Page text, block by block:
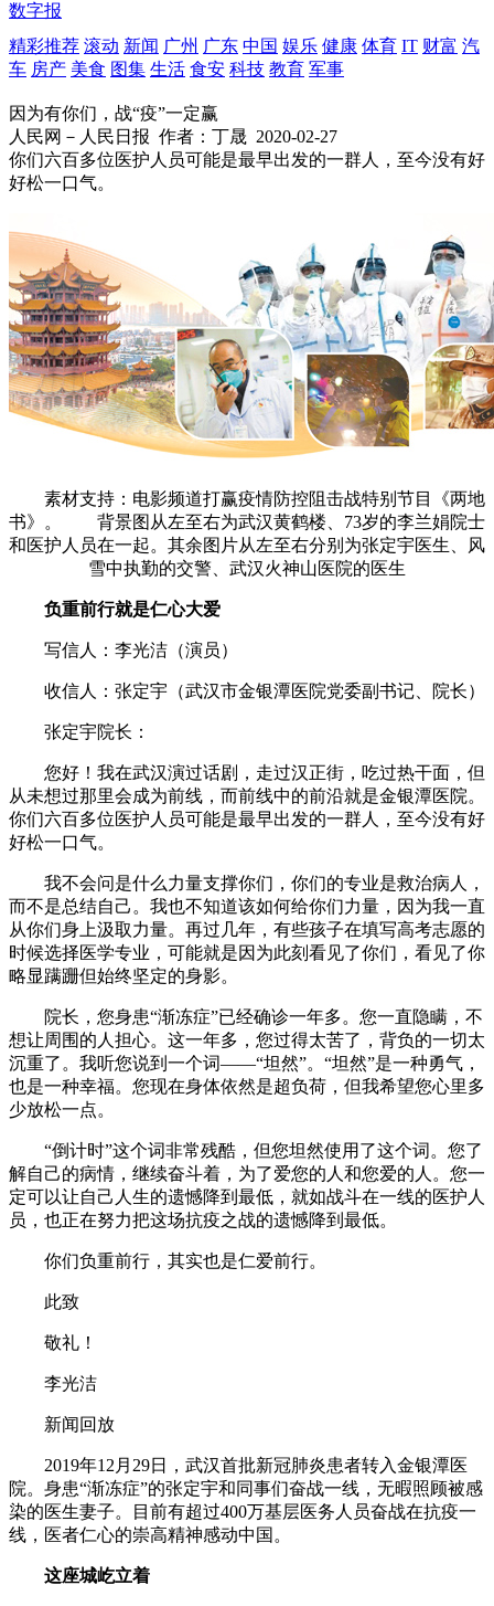
数字报
精彩推荐 滚动 新闻 广州 广东 中国 娱乐 健康 体育 IT 财富 汽
车 房产 美食 图集 生活 食安 科技 教育 军事
因为有你们，战“疫”一定赢
人民网－人民日报 作者：丁晟 2020-02-27
你们六百多位医护人员可能是最早出发的一群人，至今没有好
好松一口气。
素材支持：电影频道打赢疫情防控阻击战特别节目《两地
书》。 背景图从左至右为武汉黄鹤楼、73岁的李兰娟院士
和医护人员在一起。其余图片从左至右分别为张定宇医生、风
雪中执勤的交警、武汉火神山医院的医生
负重前行就是仁心大爱
写信人：李光洁（演员）
收信人：张定宇（武汉市金银潭医院党委副书记、院长）
张定宇院长：
您好！我在武汉演过话剧，走过汉正街，吃过热干面，但
从未想过那里会成为前线，而前线中的前沿就是金银潭医院。
你们六百多位医护人员可能是最早出发的一群人，至今没有好
好松一口气。
我不会问是什么力量支撑你们，你们的专业是救治病人，
而不是总结自己。我也不知道该如何给你们力量，因为我一直
从你们身上汲取力量。再过几年，有些孩子在填写高考志愿的
时候选择医学专业，可能就是因为此刻看见了你们，看见了你
略显蹒跚但始终坚定的身影。
院长，您身患“渐冻症”已经确诊一年多。您一直隐瞒，不
想让周围的人担心。这一年多，您过得太苦了，背负的一切太
沉重了。我听您说到一个词——“坦然”。“坦然”是一种勇气，
也是一种幸福。您现在身体依然是超负荷，但我希望您心里多
少放松一点。
“倒计时”这个词非常残酷，但您坦然使用了这个词。您了
解自己的病情，继续奋斗着，为了爱您的人和您爱的人。您一
定可以让自己人生的遗憾降到最低，就如战斗在一线的医护人
员，也正在努力把这场抗疫之战的遗憾降到最低。
你们负重前行，其实也是仁爱前行。
此致
敬礼！
李光洁
新闻回放
2019年12月29日，武汉首批新冠肺炎患者转入金银潭医
院。身患“渐冻症”的张定宇和同事们奋战一线，无暇照顾被感
染的医生妻子。目前有超过400万基层医务人员奋战在抗疫一
线，医者仁心的崇高精神感动中国。
这座城屹立着